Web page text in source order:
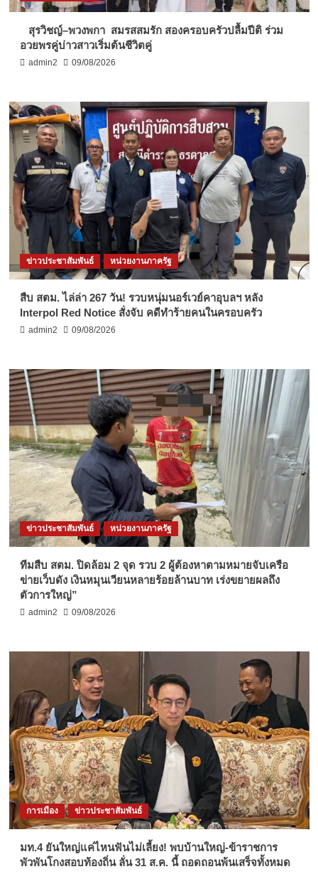
สุรวิชญ์–พวงพกา สมรสสมรัก สองครอบครัวปลื้มปีติ ร่วม
อวยพรคู่บ่าวสาวเริ่มต้นชีวิตคู่
admin2 09/08/2026
ข่าวประชาสัมพันธ์ หน่วยงานภาครัฐ
สืบ สตม. ไล่ล่า 267 วัน! รวบหนุ่มนอร์เวย์คาอุบลฯ หลัง
Interpol Red Notice สั่งจับ คดีทำร้ายคนในครอบครัว
admin2 09/08/2026
ข่าวประชาสัมพันธ์ หน่วยงานภาครัฐ
ทีมสืบ สตม. ปิดล้อม 2 จุด รวบ 2 ผู้ต้องหาตามหมายจับเครือ
ข่ายเว็บดัง เงินหมุนเวียนหลายร้อยล้านบาท เร่งขยายผลถึง
ตัวการใหญ่”
admin2 09/08/2026
การเมือง ข่าวประชาสัมพันธ์
มท.4 ยันใหญ่แค่ไหนฟันไม่เลี้ยง! พบบ้านใหญ่-ข้าราชการ
พัวพันโกงสอบท้องถิ่น ลั่น 31 ส.ค. นี้ ถอดถอนพ้นเสร็จทั้งหมด